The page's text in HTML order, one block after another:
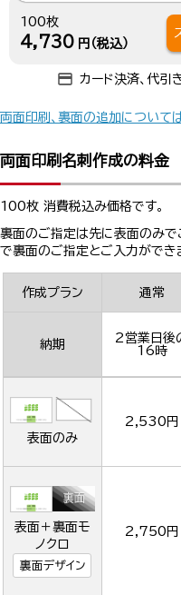
100枚
4,730 円（税込）
カード決済、代引
両面印刷、裏面の追加について
両面印刷名刺作成の料金
100枚 消費税込み価格です。
裏面のご指定は先に表面のみで
で裏面のご指定とご入力ができ
作成プラン 通常
納期
2営業日後
16時
表面のみ
2,530円
表面＋裏面モ
ノクロ
裏面デザイン
2,750円